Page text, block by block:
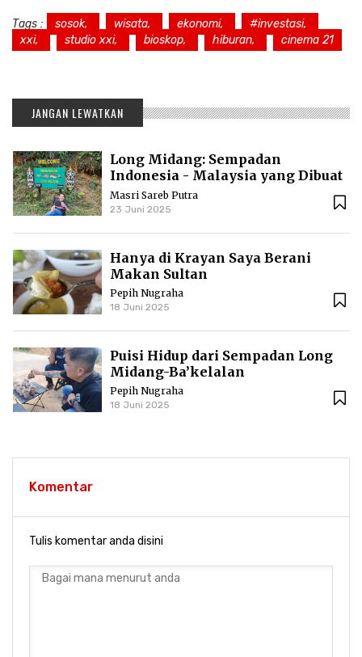
Tags : sosok, wisata, ekonomi,
#investasi,
xxi,
studio xxi, bioskop, hiburan, cinema 21
JANGAN LEWATKAN
Long Midang: Sempadan
Indonesia - Malaysia yang Dibuat
Kolonial
Masri Sareb Putra
23 Juni 2025
Hanya di Krayan Saya Berani
Makan Sultan
Pepih Nugraha
18 Juni 2025
Puisi Hidup dari Sempadan Long
Midang-Ba’kelalan
Pepih Nugraha
18 Juni 2025
Komentar
Tulis komentar anda disini